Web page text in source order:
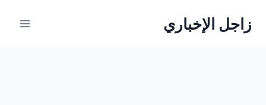
زاجل الإخباري